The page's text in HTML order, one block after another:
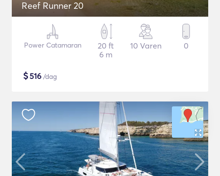
Reef Runner 20
Power Catamaran
20 ft
6 m
10 Varen 0
$516 /dag